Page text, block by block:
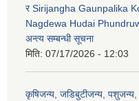
र Sirijangha Gaunpalika
Nagdewa Hudai
अन्त्य सम्बन्धी सूचना
मिति: 07/17/2026 - 12:03
कृषिजन्य, जडिबुटीजन्य, पशुजन्य,